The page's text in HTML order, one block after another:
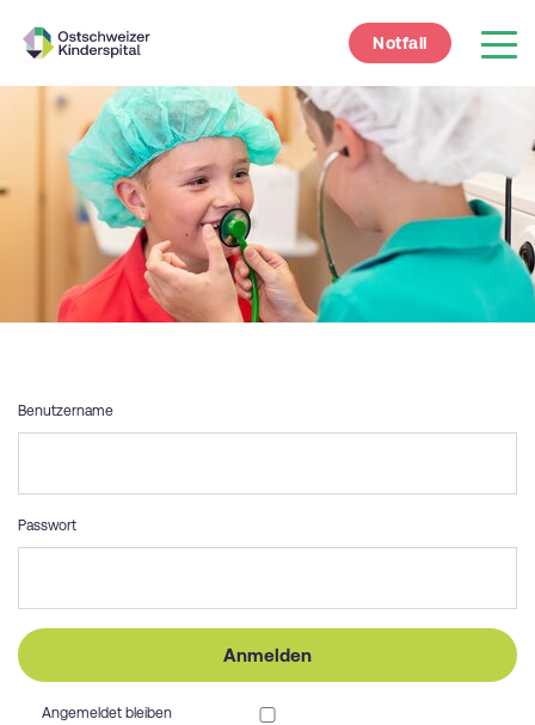
Benutzername
Passwort
Anmelden
Angemeldet bleiben
Notfall